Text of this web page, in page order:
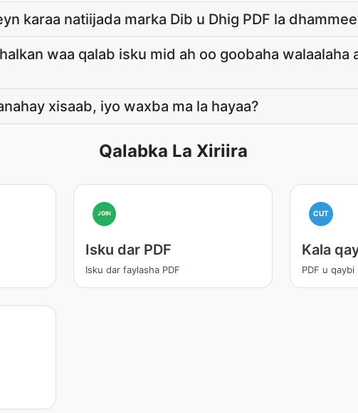
karaa natiijada marka Dib u Dhig PDF la
waa qalab isku mid ah oo goobaha walaalaha
xisaab, iyo waxba ma la hayaa?
Qalabka La Xiriira
JOIN
Isku dar PDF
Isku dar faylasha PDF
CUT
Kala
PDF u qaybi